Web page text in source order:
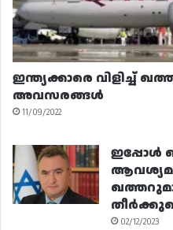
ഇന്ത്യക്കാരെ വിളിച്ച്
അവസരങ്ങൾ
11/09/2022
ഇപ്പോൾ
02/12/2023